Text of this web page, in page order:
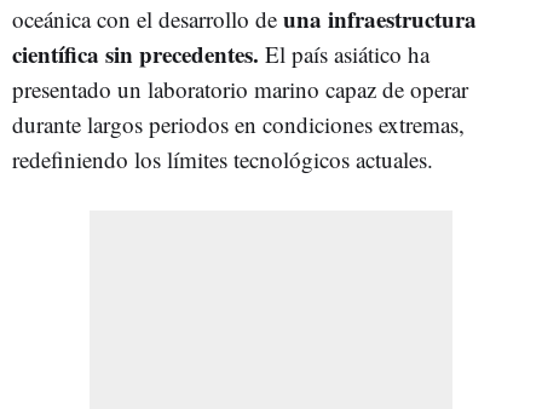
oceánica con el desarrollo de una infraestructura
científica sin precedentes. El país asiático ha
presentado un laboratorio marino capaz de operar
durante largos periodos en condiciones extremas,
redefiniendo los límites tecnológicos actuales.